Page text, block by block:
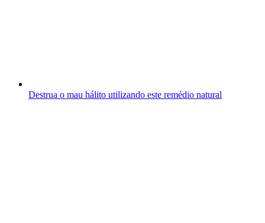
Destrua o mau hálito utilizando este remédio natural